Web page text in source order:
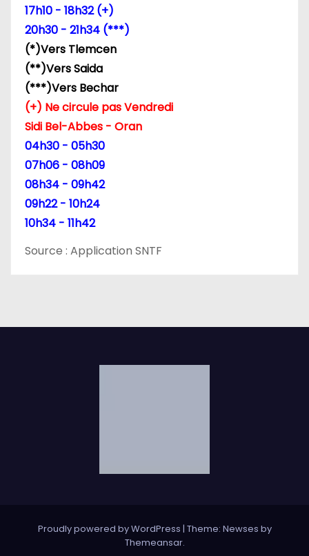
17h10 - 18h32 (+)
20h30 - 21h34 (***)
(*)Vers Tlemcen
(**)Vers Saida
(***)Vers Bechar
(+) Ne circule pas Vendredi
Sidi Bel-Abbes - Oran
04h30 - 05h30
07h06 - 08h09
08h34 - 09h42
09h22 - 10h24
10h34 - 11h42
Source : Application SNTF
Proudly powered by WordPress | Theme: Newses by
Themeansar.